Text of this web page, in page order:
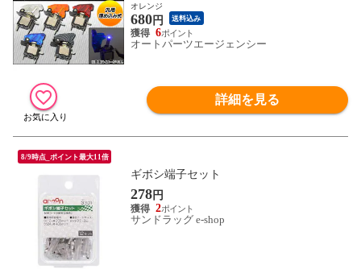
オレンジ
680円 送料込み
6
オートパーツエージェンシー
詳細を見る
8/9時点_ポイント最大11倍
ギボシ端子セット
278円
2
サンドラッグ e-shop